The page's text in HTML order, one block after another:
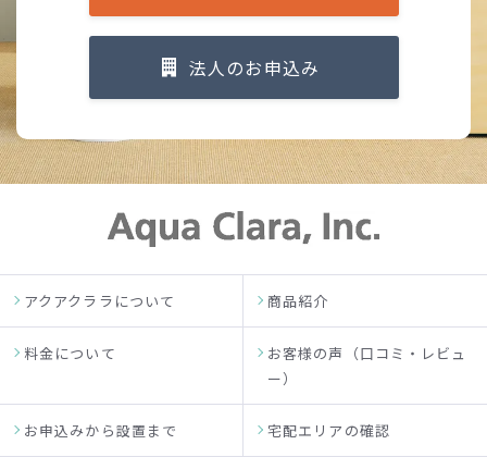
法人のお申込み
アクアクララについて 商品紹介
料金について
お客様の声（口コミ・レビュ
ー）
お申込みから設置まで 宅配エリアの確認